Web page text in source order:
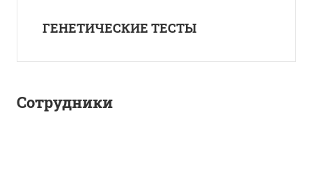
ГЕНЕТИЧЕСКИЕ ТЕСТЫ
Сотрудники